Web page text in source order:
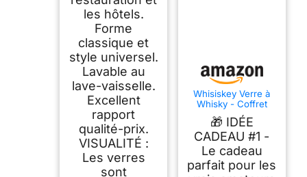
les hôtels.
Forme
classique et
style universel.
Lavable au
lave-vaisselle.
Excellent
rapport
qualité-prix.
VISUALITÉ :
Les verres
sont
Whisiskey Verre à
Whisky - Coffret
Whisky - Idee
Cadeau Homme
Anniversaire
🎁 IDÉE
CADEAU #1 -
Le cadeau
parfait pour les